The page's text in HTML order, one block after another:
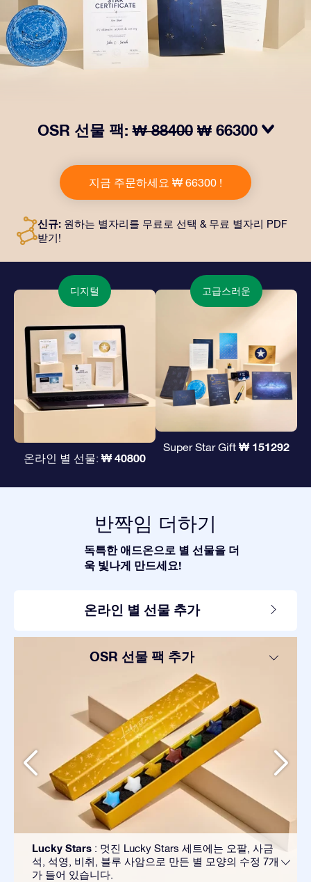
OSR 선물 팩:₩ 88400 ₩ 66300
투와 퍼스널라이즈 문서가 선택한 주소로 발송되고 디지
털 문서가 제공되며 무료로 OSR 앱을 이용할 수 있습니
다. OSR Gift Pack은 친구나 사랑하는 사람에게 영원히
지금 주문하세요 ₩ 66300 !
신규: 원하는 별자리를 무료로 선택 & 무료 별자리 PDF
받기!
디지털
온라인 별 선물: ₩ 40800
고급스러운
Super Star Gift ₩ 151292
반짝임 더하기
독특한 애드온으로 별 선물을 더
욱 빛나게 만드세요!
온라인 별 선물 추가
OSR 선물 팩 추가
Lucky Stars : 멋진 Lucky Stars 세트에는 오팔, 사금
석, 석영, 비취, 블루 사암으로 만든 별 모양의 수정 7개
가 들어 있습니다.